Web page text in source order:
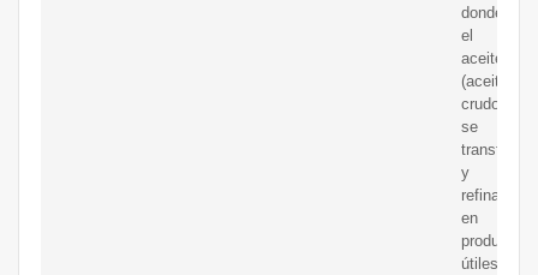
donde
el
aceite
(aceite
crudo)
se
transforma
y
refina
en
productos
útiles